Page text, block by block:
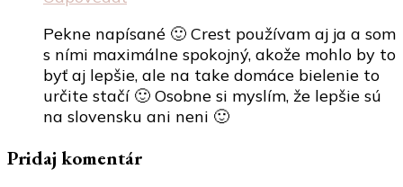
Pekne napísané 🙂 Crest používam aj ja a som
s ními maximálne spokojný, akože mohlo by to
byť aj lepšie, ale na take domáce bielenie to
určite stačí 🙂 Osobne si myslím, že lepšie sú
na slovensku ani neni 🙂
Pridaj komentár